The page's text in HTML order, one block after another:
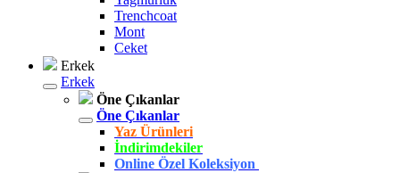
Trenchcoat
Mont
Ceket
Erkek
Erkek
Öne Çıkanlar
Öne Çıkanlar
Yaz Ürünleri
İndirimdekiler
Online Özel Koleksiyon